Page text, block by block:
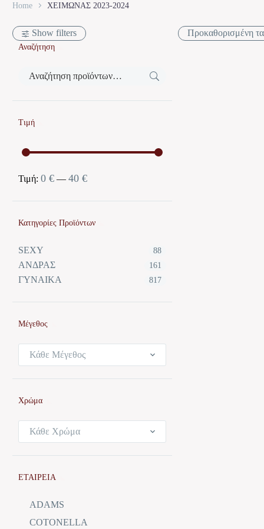
Home ΧΕΙΜΩΝΑΣ 2023-2024
Show filters
Αναζήτηση
Τιμή
Ελάχιστη
Μέγιστη
Τιμή: 0 € — 40 €
Κατηγορίες Προϊόντων
SEXY 88
ΑΝΔΡΑΣ 161
ΓΥΝΑΙΚΑ 817
Μέγεθος
Κάθε Μέγεθος
Χρώμα
Κάθε Χρώμα
ΕΤΑΙΡΕΙΑ
ADAMS
COTONELLA
Προκαθορισμένη